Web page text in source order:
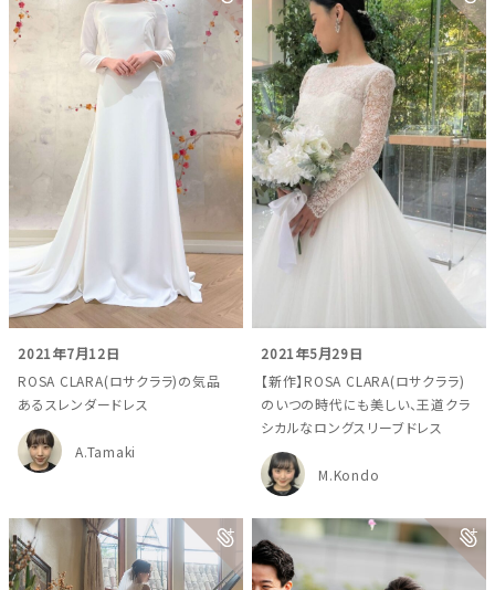
2021年7月12日
ROSA CLARA(ロサクララ)の気品
あるスレンダードレス
A.Tamaki
2021年5月29日
【新作】ROSA CLARA(ロサクララ)
のいつの時代にも美しい、王道クラ
シカルなロングスリーブドレス
M.Kondo